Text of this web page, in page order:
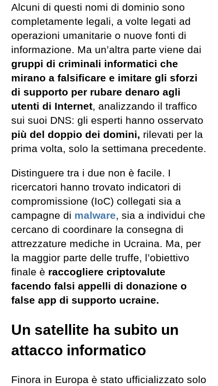
Alcuni di questi nomi di dominio sono
completamente legali, a volte legati ad
operazioni umanitarie o nuove fonti di
informazione. Ma un’altra parte viene dai
gruppi di criminali informatici che
mirano a falsificare e imitare gli sforzi
di supporto per rubare denaro agli
utenti di Internet, analizzando il traffico
sui suoi DNS: gli esperti hanno osservato
più del doppio dei domini, rilevati per la
prima volta, solo la settimana precedente.
Distinguere tra i due non è facile. I
ricercatori hanno trovato indicatori di
compromissione (IoC) collegati sia a
campagne di malware, sia a individui che
cercano di coordinare la consegna di
attrezzature mediche in Ucraina. Ma, per
la maggior parte delle truffe, l’obiettivo
finale è raccogliere criptovalute
facendo falsi appelli di donazione o
false app di supporto ucraine.
Un satellite ha subito un
attacco informatico
Finora in Europa è stato ufficializzato solo